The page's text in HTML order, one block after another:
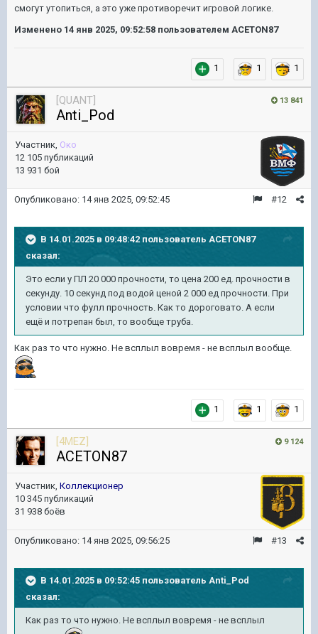
смогут утопиться, а это уже противоречит игровой логике.
Изменено 14 янв 2025, 09:52:58 пользователем ACETON87
1 1 1
13 841
[QUANT]
Anti_Pod
Участник, Око
12 105 публикаций
13 931 бой
#12
Опубликовано: 14 янв 2025, 09:52:45
В 14.01.2025 в 09:48:42 пользователь ACETON87
сказал:
Это если у ПЛ 20 000 прочности, то цена 200 ед. прочности в
секунду. 10 секунд под водой ценой 2 000 ед прочности. При
условии что фулл прочность. Как то дороговато. А если
ещё и потрепан был, то вообще труба.
Как раз то что нужно. Не всплыл вовремя - не всплыл вообще.
1 1 1
9 124
[4MEZ]
ACETON87
Участник, Коллекционер
10 345 публикаций
31 938 боёв
#13
Опубликовано: 14 янв 2025, 09:56:25
В 14.01.2025 в 09:52:45 пользователь Anti_Pod
сказал:
Как раз то что нужно. Не всплыл вовремя - не всплыл